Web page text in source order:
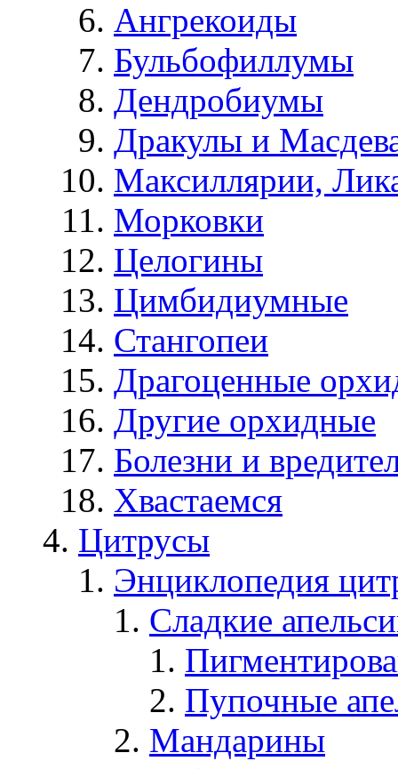
Ангрекоиды
Бульбофиллумы
Дендробиумы
Дракулы и
Максиллярии,
Морковки
Целогины
Цимбидиумные
Стангопеи
Драгоценные
Другие орхидные
Болезни и
Хвастаемся
Цитрусы
Энциклопедия
Сладкие
Пупочные
Мандарины